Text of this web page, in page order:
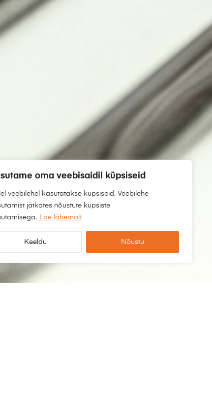
oma veebisaidil küpsiseid
veebilehel kasutatakse küpsiseid. Veebilehe
jätkates nõustute küpsiste
Loe lähemalt
Keeldu Nõustu